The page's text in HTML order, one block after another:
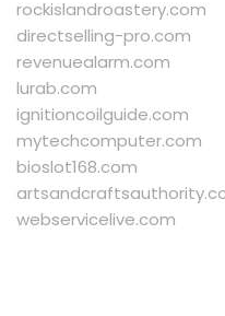
rockislandroastery.com
directselling-pro.com
revenuealarm.com
lurab.com
ignitioncoilguide.com
mytechcomputer.com
bioslot168.com
webservicelive.com